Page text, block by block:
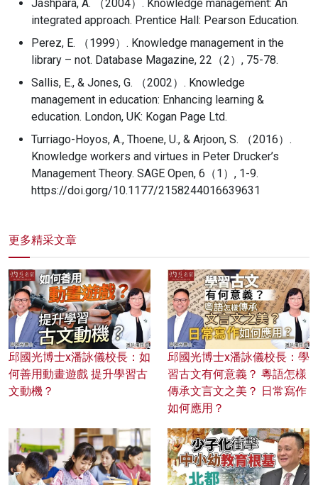
Jashpara, A. （2004）. Knowledge management: An
integrated approach. Prentice Hall: Pearson Education.
Perez, E. （1999）. Knowledge management in the
library – not. Database Magazine, 22（2）, 75-78.
Sallis, E., & Jones, G. （2002）. Knowledge
management in education: Enhancing learning &
education. London, UK: Kogan Page Ltd.
Turriago-Hoyos, A., Thoene, U., & Arjoon, S. （2016）.
Knowledge workers and virtues in Peter Drucker’s
Management Theory. SAGE Open, 6（1）, 1-9.
https://doi.gorg/10.1177/2158244016639631
更多精采文章
邱國光博士x潘詠儀校長：如
何善用動畫遊戲 提升學習古
文動機？
邱國光博士x潘詠儀校長：學
習古文有何意義？ 粵語怎樣
傳承文言文之美？ 日常寫作
如何應用？